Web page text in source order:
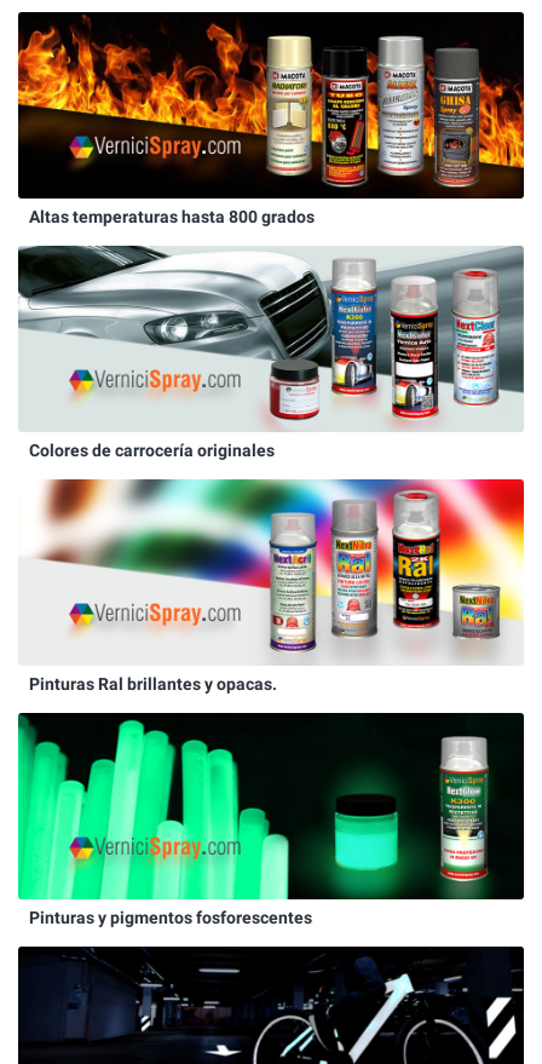
Altas temperaturas hasta 800 grados
Colores de carrocería originales
Pinturas Ral brillantes y opacas.
Pinturas y pigmentos fosforescentes